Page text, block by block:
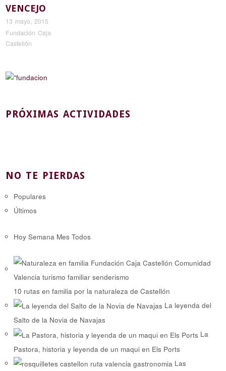
VENCEJO
13 mayo, 2015
Fundación Caja
Castellón
PRÓXIMAS ACTIVIDADES
NO TE PIERDAS
Populares
Últimos
Hoy Semana Mes Todos
10 rutas en familia por la naturaleza de Castellón
La leyenda del
Salto de la Novia de Navajas
La
Pastora, historia y leyenda de un maqui en Els Ports
Las